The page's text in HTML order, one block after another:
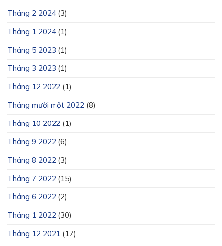
Tháng 2 2024 (3)
Tháng 1 2024 (1)
Tháng 5 2023 (1)
Tháng 3 2023 (1)
Tháng 12 2022 (1)
Tháng mười một 2022 (8)
Tháng 10 2022 (1)
Tháng 9 2022 (6)
Tháng 8 2022 (3)
Tháng 7 2022 (15)
Tháng 6 2022 (2)
Tháng 1 2022 (30)
Tháng 12 2021 (17)